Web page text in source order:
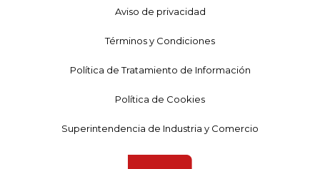
Aviso de privacidad
Términos y Condiciones
Política de Tratamiento de Información
Política de Cookies
Superintendencia de Industria y Comercio